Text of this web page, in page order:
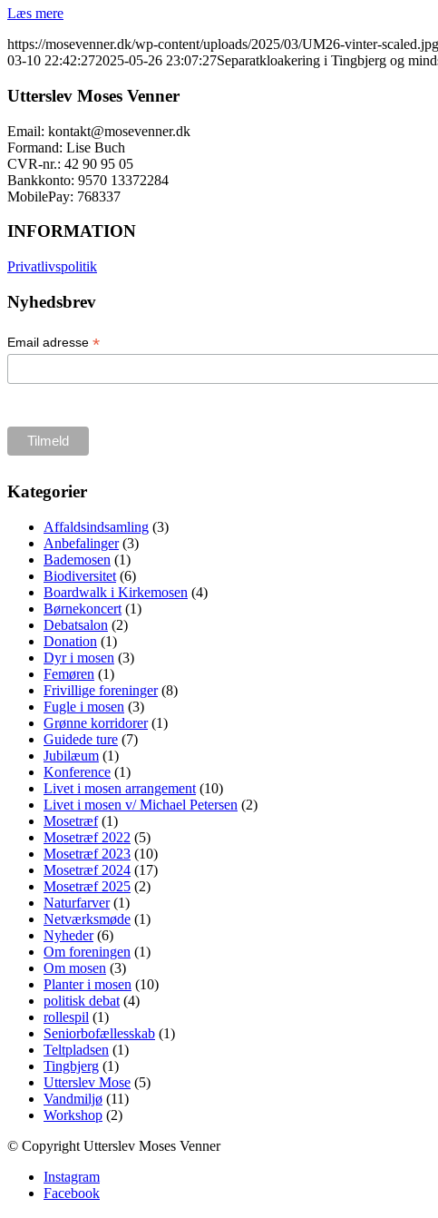
Læs mere
https://mosevenner.dk/wp-content/uploads/2025/03/UM26-vinter-scaled.jpg
03-10 22:42:272025-05-26 23:07:27Separatkloakering i Tingbjerg og
Utterslev Moses Venner
Email: kontakt@mosevenner.dk
Formand: Lise Buch
CVR-nr.: 42 90 95 05
Bankkonto: 9570 13372284
MobilePay: 768337
INFORMATION
Privatlivspolitik
Nyhedsbrev
Email adresse *
Kategorier
Affaldsindsamling (3)
Anbefalinger(3)
Bademosen (1)
Biodiversitet (6)
Boardwalk i Kirkemosen (4)
Børnekoncert (1)
Debatsalon (2)
Donation (1)
Dyr i mosen (3)
Femøren (1)
Frivillige foreninger(8)
Fugle i mosen (3)
Grønne korridorer(1)
Guidede ture (7)
Jubilæum (1)
Konference (1)
Livet i mosen arrangement (10)
Livet i mosen v/ Michael Petersen (2)
Mosetræf(1)
Mosetræf 2022 (5)
Mosetræf 2023 (10)
Mosetræf 2024 (17)
Mosetræf 2025 (2)
Naturfarver(1)
Netværksmøde (1)
Nyheder(6)
Om foreningen (1)
Om mosen (3)
Planter i mosen (10)
politisk debat (4)
rollespil (1)
Seniorbofællesskab (1)
Teltpladsen (1)
Tingbjerg (1)
Utterslev Mose (5)
Vandmiljø (11)
Workshop (2)
© Copyright Utterslev Moses Venner
Instagram
Facebook